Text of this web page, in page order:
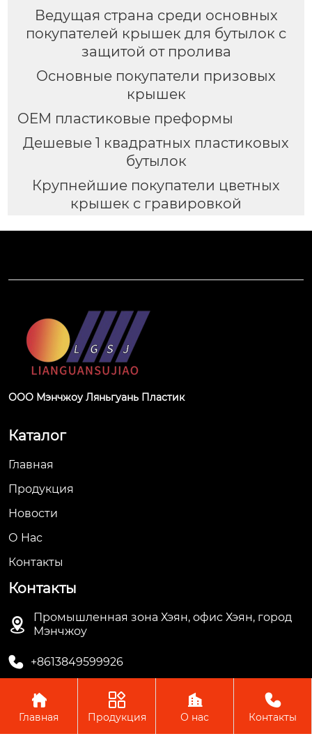
Ведущая страна среди основных
покупателей крышек для бутылок с
защитой от пролива
Основные покупатели призовых
крышек
OEM пластиковые преформы
Дешевые 1 квадратных пластиковых
бутылок
Крупнейшие покупатели цветных
крышек с гравировкой
ООО Мэнчжоу Ляньгуань Пластик
Каталог
Главная
Продукция
Новости
О Hас
Контакты
Контакты

Промышленная зона Хэян, офис Хэян, город
Мэнчжоу
 +8613849599926
Авторское право © ООО Мэнчжоу Ляньгуань Пластик

Главная

Продукция

О нас

Контакты